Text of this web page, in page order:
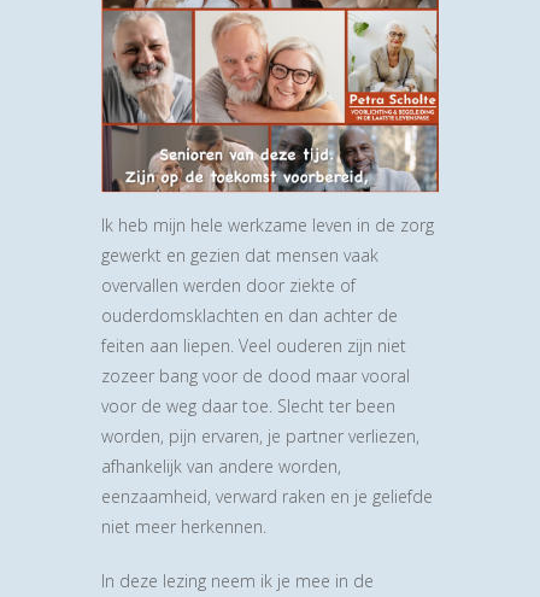
Ik heb mijn hele werkzame leven in de zorg
gewerkt en gezien dat mensen vaak
overvallen werden door ziekte of
ouderdomsklachten en dan achter de
feiten aan liepen. Veel ouderen zijn niet
zozeer bang voor de dood maar vooral
voor de weg daar toe. Slecht ter been
worden, pijn ervaren, je partner verliezen,
afhankelijk van andere worden,
eenzaamheid, verward raken en je geliefde
niet meer herkennen.
In deze lezing neem ik je mee in de